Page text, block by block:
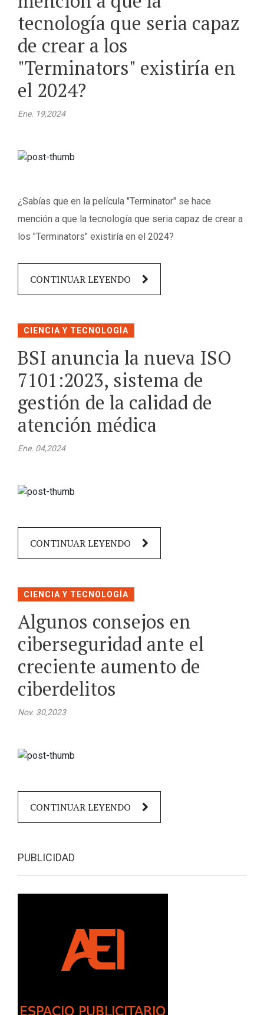
tecnología que seria capaz
de crear a los
"Terminators" existiría en
el 2024?
Ene. 19,2024
¿Sabías que en la película "Terminator" se hace
mención a que la tecnología que seria capaz de crear a
los "Terminators" existiría en el 2024?
CONTINUAR LEYENDO
CIENCIA Y TECNOLOGÍA
BSI anuncia la nueva ISO
7101:2023, sistema de
gestión de la calidad de
atención médica
Ene. 04,2024
CONTINUAR LEYENDO
CIENCIA Y TECNOLOGÍA
Algunos consejos en
ciberseguridad ante el
creciente aumento de
ciberdelitos
Nov. 30,2023
CONTINUAR LEYENDO
PUBLICIDAD